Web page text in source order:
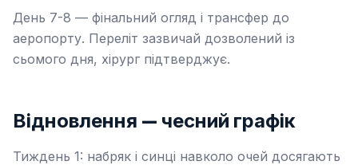
День 7-8 — фінальний огляд і трансфер до
аеропорту. Переліт зазвичай дозволений із
сьомого дня, хірург підтверджує.
Відновлення — чесний графік
Тиждень 1: набряк і синці навколо очей досягають